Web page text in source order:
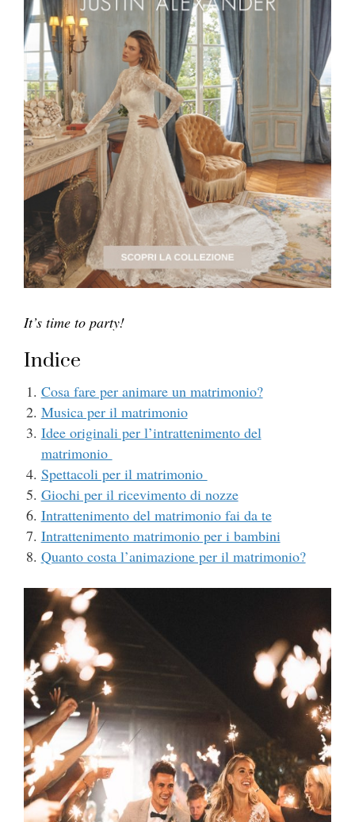
It’s time to party!
Indice
Cosa fare per animare un matrimonio?
Musica per il matrimonio
Idee originali per l’intrattenimento del
matrimonio
Spettacoli per il matrimonio
Giochi per il ricevimento di nozze
Intrattenimento del matrimonio fai da te
Intrattenimento matrimonio per i bambini
Quanto costa l’animazione per il matrimonio?